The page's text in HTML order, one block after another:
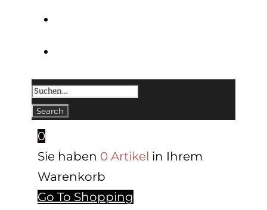
0
Sie haben 0 Artikel in Ihrem
Warenkorb
Go To Shopping